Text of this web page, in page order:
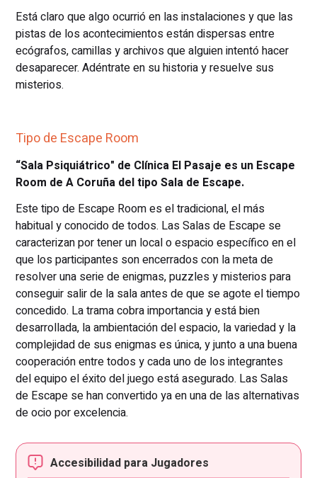
Está claro que algo ocurrió en las instalaciones y que las
pistas de los acontecimientos están dispersas entre
ecógrafos, camillas y archivos que alguien intentó hacer
desaparecer. Adéntrate en su historia y resuelve sus
misterios.
Tipo de Escape Room
“Sala Psiquiátrico" de Clínica El Pasaje es un Escape
Room de A Coruña del tipo Sala de Escape.
Este tipo de Escape Room es el tradicional, el más
habitual y conocido de todos. Las Salas de Escape se
caracterizan por tener un local o espacio específico en el
que los participantes son encerrados con la meta de
resolver una serie de enigmas, puzzles y misterios para
conseguir salir de la sala antes de que se agote el tiempo
concedido. La trama cobra importancia y está bien
desarrollada, la ambientación del espacio, la variedad y la
complejidad de sus enigmas es única, y junto a una buena
cooperación entre todos y cada uno de los integrantes
del equipo el éxito del juego está asegurado. Las Salas
de Escape se han convertido ya en una de las alternativas
de ocio por excelencia.
Accesibilidad para Jugadores